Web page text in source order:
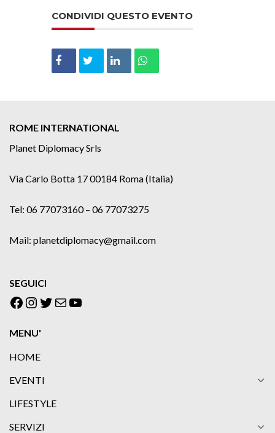
CONDIVIDI QUESTO EVENTO
ROME INTERNATIONAL
Planet Diplomacy Srls
Via Carlo Botta 17 00184 Roma (Italia)
Tel: 06 77073160 – 06 77073275
Mail: planetdiplomacy@gmail.com
SEGUICI
Facebook
Instagram
Twitter
EmailYouTube
MENU'
HOME
EVENTI
LIFESTYLE
SERVIZI